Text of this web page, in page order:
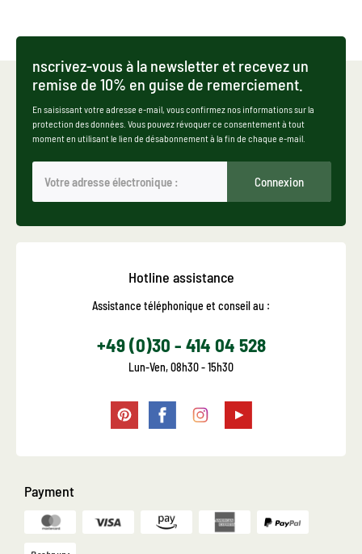
nscrivez-vous à la newsletter et recevez un
remise de 10% en guise de remerciement.
En saisissant votre adresse e-mail, vous confirmez nos informations sur la
protection des données. Vous pouvez révoquer ce consentement à tout
moment en utilisant le lien de désabonnement à la fin de chaque e-mail.
Connexion
Hotline assistance
Assistance téléphonique et conseil au :
+49 (0)30 - 414 04 528
Lun-Ven, 08h30 - 15h30
Payment